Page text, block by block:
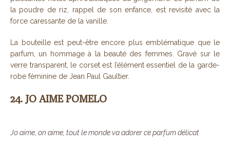
la poudre de riz, rappel de son enfance, est revisité avec la
force caressante de la vanille.
La bouteille est peut-être encore plus emblématique que le
parfum, un hommage à la beauté des femmes. Gravé sur le
verre transparent, le corset est l’élément essentiel de la garde-
robe féminine de Jean Paul Gaultier.
24. JO AIME POMELO
Jo aime, on aime, tout le monde va adorer ce parfum délicat